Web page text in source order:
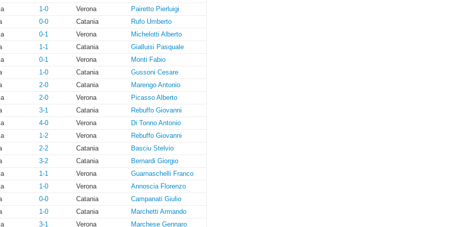
1-0 Verona
Pairetto Pierluigi
0-0 Catania
Rufo Umberto
0-1 Verona
Michelotti Alberto
1-1 Catania
Gialluisi Pasquale
0-1 Verona
Monti Fabio
1-0 Catania
Gussoni Cesare
2-0 Catania
Marengo Antonio
2-0 Verona
Picasso Alberto
3-1 Catania
Rebuffo Giovanni
4-0 Verona
Di Tonno Antonio
1-2 Verona
Rebuffo Giovanni
2-2 Catania
Basciu Stelvio
3-2 Catania
Bernardi Giorgio
1-1 Verona
Guarnaschelli Franco
1-0 Verona
Annoscia Florenzo
0-0 Catania
Campanati Giulio
1-0 Catania
Marchetti Armando
3-1 Verona Marchese Gennaro